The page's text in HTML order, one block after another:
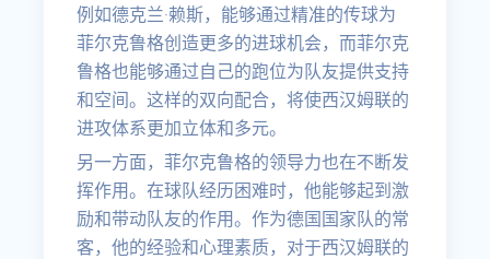
例如德克兰·赖斯，能够通过精准的传球为
菲尔克鲁格创造更多的进球机会，而菲尔克
鲁格也能够通过自己的跑位为队友提供支持
和空间。这样的双向配合，将使西汉姆联的
进攻体系更加立体和多元。
另一方面，菲尔克鲁格的领导力也在不断发
挥作用。在球队经历困难时，他能够起到激
励和带动队友的作用。作为德国国家队的常
客，他的经验和心理素质，对于西汉姆联的